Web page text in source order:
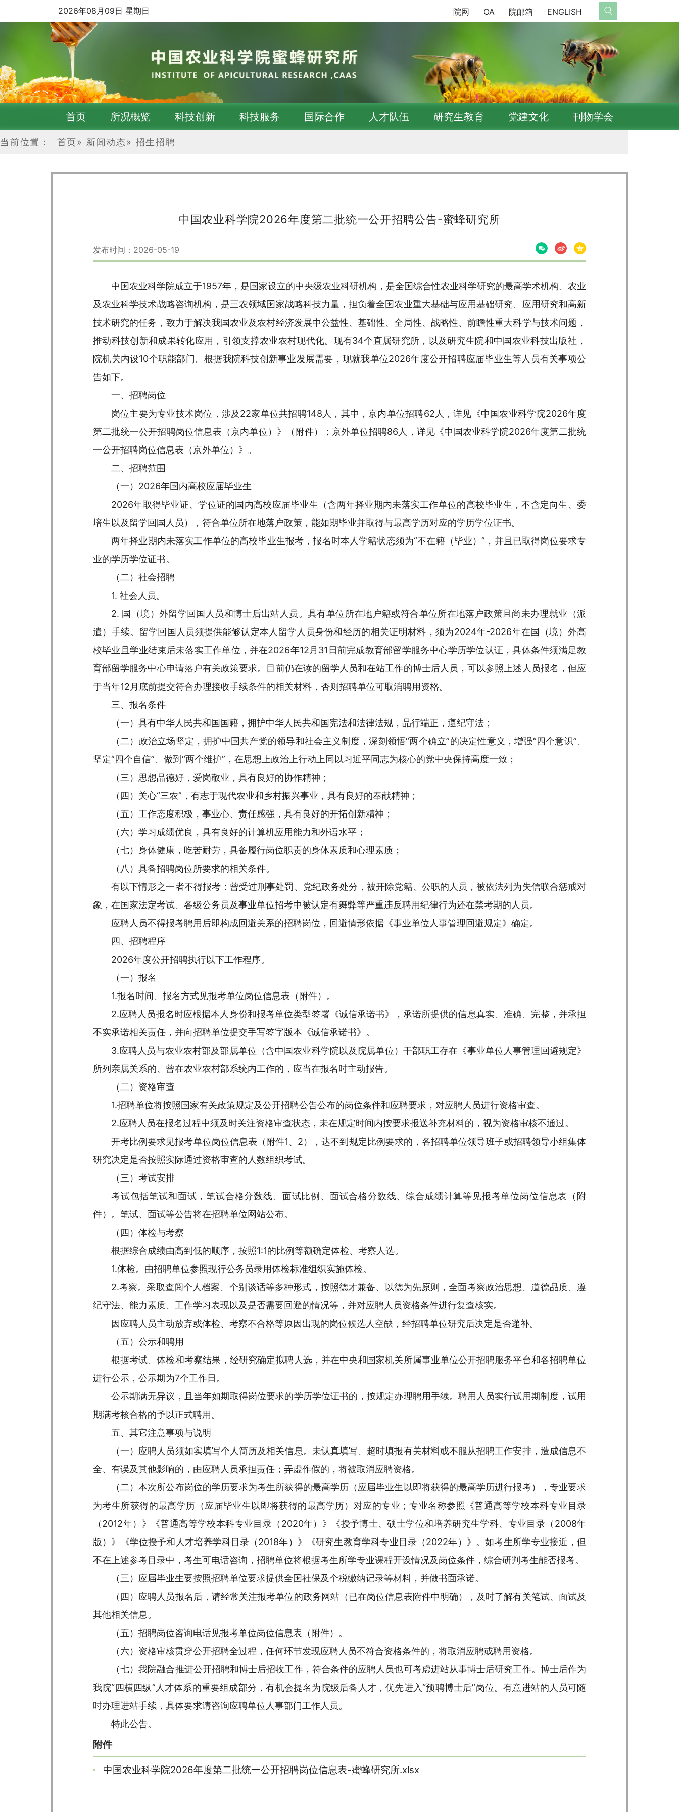
2026年08月09日 星期日 院网 OA 院邮箱 ENGLISH
首页 所况概览 科技创新 科技服务 国际合作 人才队伍 研究生教育 党建文化 刊物学会
当前位置： 首页» 新闻动态» 招生招聘
中国农业科学院2026年度第二批统一公开招聘公告-蜜蜂研究所
发布时间：2026-05-19
中国农业科学院成立于1957年，是国家设立的中央级农业科研机构，是全国综合性农业科学研究的最高学术机构、农业
及农业科学技术战略咨询机构，是三农领域国家战略科技力量，担负着全国农业重大基础与应用基础研究、应用研究和高新
技术研究的任务，致力于解决我国农业及农村经济发展中公益性、基础性、全局性、战略性、前瞻性重大科学与技术问题，
推动科技创新和成果转化应用，引领支撑农业农村现代化。现有34个直属研究所，以及研究生院和中国农业科技出版社，
院机关内设10个职能部门。根据我院科技创新事业发展需要，现就我单位2026年度公开招聘应届毕业生等人员有关事项公
告如下。
一、招聘岗位
岗位主要为专业技术岗位，涉及22家单位共招聘148人，其中，京内单位招聘62人，详见《中国农业科学院2026年度
第二批统一公开招聘岗位信息表（京内单位）》（附件）；京外单位招聘86人，详见《中国农业科学院2026年度第二批统
一公开招聘岗位信息表（京外单位）》。
二、招聘范围
（一）2026年国内高校应届毕业生
2026年取得毕业证、学位证的国内高校应届毕业生（含两年择业期内未落实工作单位的高校毕业生，不含定向生、委
培生以及留学回国人员），符合单位所在地落户政策，能如期毕业并取得与最高学历对应的学历学位证书。
两年择业期内未落实工作单位的高校毕业生报考，报名时本人学籍状态须为“不在籍（毕业）”，并且已取得岗位要求专
业的学历学位证书。
（二）社会招聘
1. 社会人员。
2. 国（境）外留学回国人员和博士后出站人员。具有单位所在地户籍或符合单位所在地落户政策且尚未办理就业（派
遣）手续。留学回国人员须提供能够认定本人留学人员身份和经历的相关证明材料，须为2024年-2026年在国（境）外高
校毕业且学业结束后未落实工作单位，并在2026年12月31日前完成教育部留学服务中心学历学位认证，具体条件须满足教
育部留学服务中心申请落户有关政策要求。目前仍在读的留学人员和在站工作的博士后人员，可以参照上述人员报名，但应
于当年12月底前提交符合办理接收手续条件的相关材料，否则招聘单位可取消聘用资格。
三、报名条件
（一）具有中华人民共和国国籍，拥护中华人民共和国宪法和法律法规，品行端正，遵纪守法；
（二）政治立场坚定，拥护中国共产党的领导和社会主义制度，深刻领悟“两个确立”的决定性意义，增强“四个意识”、
坚定“四个自信”、做到“两个维护”，在思想上政治上行动上同以习近平同志为核心的党中央保持高度一致；
（三）思想品德好，爱岗敬业，具有良好的协作精神；
（四）关心“三农”，有志于现代农业和乡村振兴事业，具有良好的奉献精神；
（五）工作态度积极，事业心、责任感强，具有良好的开拓创新精神；
（六）学习成绩优良，具有良好的计算机应用能力和外语水平；
（七）身体健康，吃苦耐劳，具备履行岗位职责的身体素质和心理素质；
（八）具备招聘岗位所要求的相关条件。
有以下情形之一者不得报考：曾受过刑事处罚、党纪政务处分，被开除党籍、公职的人员，被依法列为失信联合惩戒对
象，在国家法定考试、各级公务员及事业单位招考中被认定有舞弊等严重违反聘用纪律行为还在禁考期的人员。
应聘人员不得报考聘用后即构成回避关系的招聘岗位，回避情形依据《事业单位人事管理回避规定》确定。
四、招聘程序
2026年度公开招聘执行以下工作程序。
（一）报名
1.报名时间、报名方式见报考单位岗位信息表（附件）。
2.应聘人员报名时应根据本人身份和报考单位类型签署《诚信承诺书》，承诺所提供的信息真实、准确、完整，并承担
不实承诺相关责任，并向招聘单位提交手写签字版本《诚信承诺书》。
3.应聘人员与农业农村部及部属单位（含中国农业科学院以及院属单位）干部职工存在《事业单位人事管理回避规定》
所列亲属关系的、曾在农业农村部系统内工作的，应当在报名时主动报告。
（二）资格审查
1.招聘单位将按照国家有关政策规定及公开招聘公告公布的岗位条件和应聘要求，对应聘人员进行资格审查。
2.应聘人员在报名过程中须及时关注资格审查状态，未在规定时间内按要求报送补充材料的，视为资格审核不通过。
开考比例要求见报考单位岗位信息表（附件1、2），达不到规定比例要求的，各招聘单位领导班子或招聘领导小组集体
研究决定是否按照实际通过资格审查的人数组织考试。
（三）考试安排
考试包括笔试和面试，笔试合格分数线、面试比例、面试合格分数线、综合成绩计算等见报考单位岗位信息表（附
件）。笔试、面试等公告将在招聘单位网站公布。
（四）体检与考察
根据综合成绩由高到低的顺序，按照1:1的比例等额确定体检、考察人选。
1.体检。由招聘单位参照现行公务员录用体检标准组织实施体检。
2.考察。采取查阅个人档案、个别谈话等多种形式，按照德才兼备、以德为先原则，全面考察政治思想、道德品质、遵
纪守法、能力素质、工作学习表现以及是否需要回避的情况等，并对应聘人员资格条件进行复查核实。
因应聘人员主动放弃或体检、考察不合格等原因出现的岗位候选人空缺，经招聘单位研究后决定是否递补。
（五）公示和聘用
根据考试、体检和考察结果，经研究确定拟聘人选，并在中央和国家机关所属事业单位公开招聘服务平台和各招聘单位
进行公示，公示期为7个工作日。
公示期满无异议，且当年如期取得岗位要求的学历学位证书的，按规定办理聘用手续。聘用人员实行试用期制度，试用
期满考核合格的予以正式聘用。
五、其它注意事项与说明
（一）应聘人员须如实填写个人简历及相关信息。未认真填写、超时填报有关材料或不服从招聘工作安排，造成信息不
全、有误及其他影响的，由应聘人员承担责任；弄虚作假的，将被取消应聘资格。
（二）本次所公布岗位的学历要求为考生所获得的最高学历（应届毕业生以即将获得的最高学历进行报考），专业要求
为考生所获得的最高学历（应届毕业生以即将获得的最高学历）对应的专业；专业名称参照《普通高等学校本科专业目录
（2012年）》《普通高等学校本科专业目录（2020年）》《授予博士、硕士学位和培养研究生学科、专业目录（2008年
版）》《学位授予和人才培养学科目录（2018年）》《研究生教育学科专业目录（2022年）》。如考生所学专业接近，但
不在上述参考目录中，考生可电话咨询，招聘单位将根据考生所学专业课程开设情况及岗位条件，综合研判考生能否报考。
（三）应届毕业生要按照招聘单位要求提供全国社保及个税缴纳记录等材料，并做书面承诺。
（四）应聘人员报名后，请经常关注报考单位的政务网站（已在岗位信息表附件中明确），及时了解有关笔试、面试及
其他相关信息。
（五）招聘岗位咨询电话见报考单位岗位信息表（附件）。
（六）资格审核贯穿公开招聘全过程，任何环节发现应聘人员不符合资格条件的，将取消应聘或聘用资格。
（七）我院融合推进公开招聘和博士后招收工作，符合条件的应聘人员也可考虑进站从事博士后研究工作。博士后作为
我院“四横四纵”人才体系的重要组成部分，有机会提名为院级后备人才，优先进入“预聘博士后”岗位。有意进站的人员可随
时办理进站手续，具体要求请咨询应聘单位人事部门工作人员。
特此公告。
附件
中国农业科学院2026年度第二批统一公开招聘岗位信息表-蜜蜂研究所.xlsx